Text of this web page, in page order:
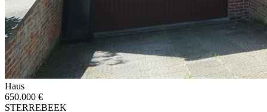
Haus
650.000 €
STERREBEEK